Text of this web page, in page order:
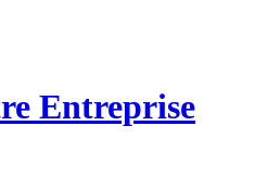
Entreprise